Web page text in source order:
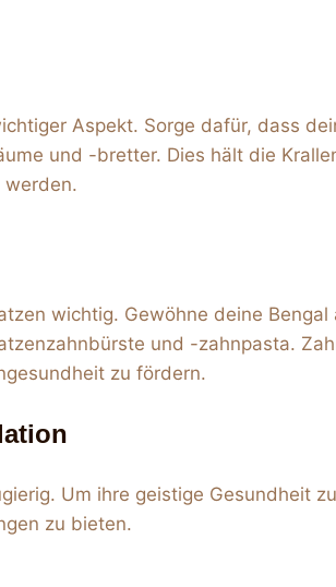
Aspekt. Sorge dafür, dass
und -bretter. Dies hält die
werden.
wichtig. Gewöhne deine Bengal
und -zahnpasta.
zu fördern.
Um ihre geistige Gesundheit
zu bieten.